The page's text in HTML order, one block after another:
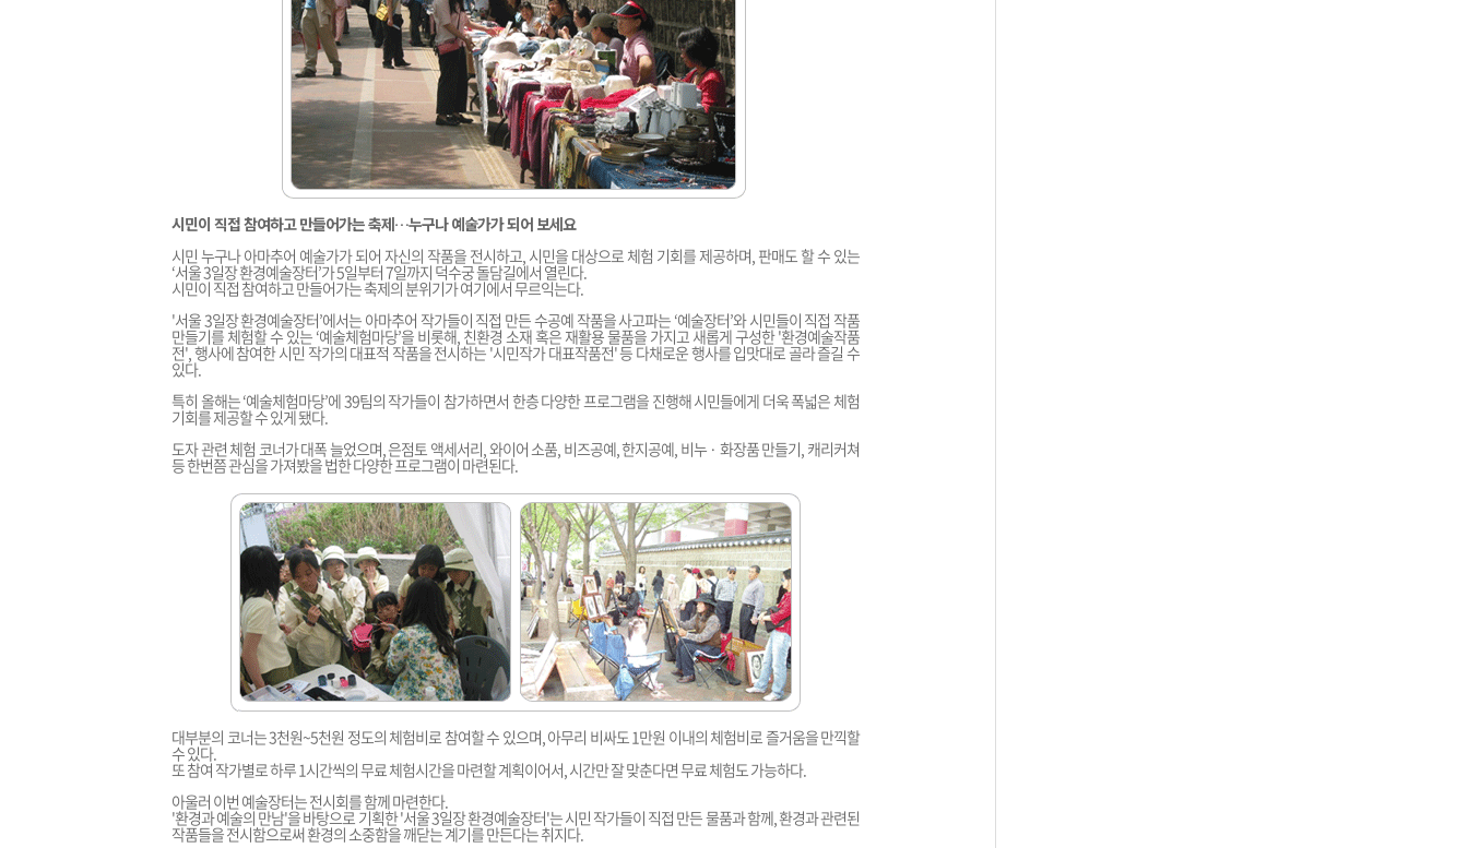
시민이 직접 참여하고 만들어가는 축제…누구나 예술가가 되어 보세요
시민 누구나 아마추어 예술가가 되어 자신의 작품을 전시하고, 시민을 대상으로 체험 기회를 제공하며, 판매도 할 수 있는
‘서울 3일장 환경예술장터’가 5일부터 7일까지 덕수궁 돌담길에서 열린다.
시민이 직접 참여하고 만들어가는 축제의 분위기가 여기에서 무르익는다.
'서울 3일장 환경예술장터’에서는 아마추어 작가들이 직접 만든 수공예 작품을 사고파는 ‘예술장터’와 시민들이 직접 작품
만들기를 체험할 수 있는 ‘예술체험마당’을 비롯해, 친환경 소재 혹은 재활용 물품을 가지고 새롭게 구성한 '환경예술작품
전', 행사에 참여한 시민 작가의 대표적 작품을 전시하는 '시민작가 대표작품전' 등 다채로운 행사를 입맛대로 골라 즐길 수
있다.
특히 올해는 ‘예술체험마당’에 39팀의 작가들이 참가하면서 한층 다양한 프로그램을 진행해 시민들에게 더욱 폭넓은 체험
기회를 제공할 수 있게 됐다.
도자 관련 체험 코너가 대폭 늘었으며, 은점토 액세서리, 와이어 소품, 비즈공예, 한지공예, 비누 · 화장품 만들기, 캐리커쳐
등 한번쯤 관심을 가져봤을 법한 다양한 프로그램이 마련된다.
대부분의 코너는 3천원~5천원 정도의 체험비로 참여할 수 있으며, 아무리 비싸도 1만원 이내의 체험비로 즐거움을 만끽할
수 있다.
또 참여 작가별로 하루 1시간씩의 무료 체험시간을 마련할 계획이어서, 시간만 잘 맞춘다면 무료 체험도 가능하다.
아울러 이번 예술장터는 전시회를 함께 마련한다.
'환경과 예술의 만남'을 바탕으로 기획한 '서울 3일장 환경예술장터'는 시민 작가들이 직접 만든 물품과 함께, 환경과 관련된
작품들을 전시함으로써 환경의 소중함을 깨닫는 계기를 만든다는 취지다.